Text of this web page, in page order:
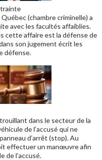
(chambre criminelle) a
avec les facultés affaiblies.
cette affaire est la défense de
son jugement écrit les
défense.
dans le secteur de la
de l’accusé qui ne
d’arrêt (stop). Au
effectuer un manœuvre afin
de l’accusé.